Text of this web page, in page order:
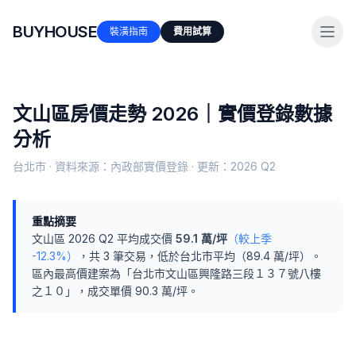
BUYHOUSE 裝潢指南 費用試算
文山區房價走勢 2026｜實價登錄數據
分析
台北市 · 資料來源：內政部實價登錄 · 更新： 2026 Q2
重點摘要
文山區 2026 Q2 平均成交價 59.1 萬/坪 （較上季
-12.3%） ，共 3 筆交易 ， 低於台北市平均（89.4 萬/坪）
。
區內最高價建案為「台北市文山區興隆路三段１３７號八樓
之１０ 」，成交單價 90.3 萬/坪。